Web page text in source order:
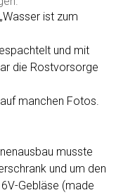
ist zum
und mit
die Rostvorsorge
manchen Fotos.
musste
und um den
Gebläse (made